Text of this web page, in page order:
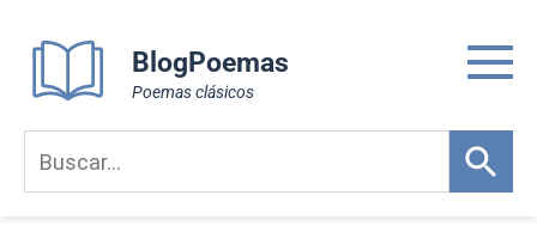
content
BlogPoemas
Poemas clásicos